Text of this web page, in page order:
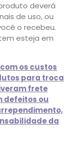
deverá
de uso, ou
o recebeu.
esteja em
os custos
para troca
frete
defeitos ou
da